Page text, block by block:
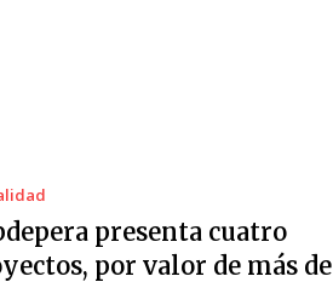
presenta cuatro
por valor de más de